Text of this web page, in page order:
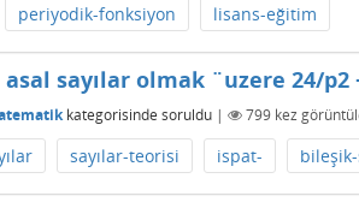
periyodik-fonksiyon lisans-eğitim
asal sayılar olmak ¨uzere 24/
kategorisinde soruldu | 799 kez
sayılar-teorisi ispat- bileşik-